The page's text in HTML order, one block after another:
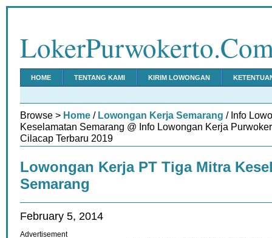
HOME TENTANG KAMI KIRIM LOWONGAN
Browse > Home / Lowongan Kerja Semarang / Info
Keselamatan Semarang @ Info Lowongan Kerja
Cilacap Terbaru 2019
Lowongan Kerja PT Tiga Mitra
Semarang
February 5, 2014
Advertisement